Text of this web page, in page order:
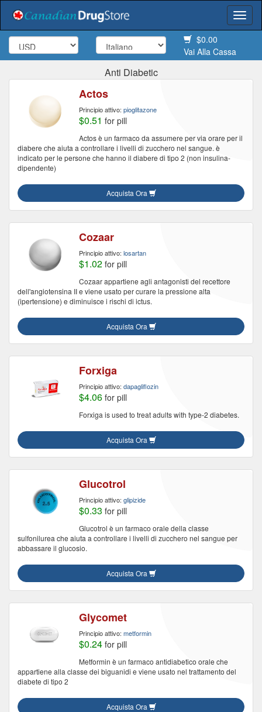
$0.00
Vai Alla Cassa
Anti Diabetic
Actos
Principio attivo: pioglitazone
$0.51 for pill
Actos è un farmaco da assumere per via orare per il
diabere che aiuta a controllare i livelli di zucchero nel sangue. è
indicato per le persone che hanno il diabere di tipo 2 (non insulina-
dipendente)
Acquista Ora
Cozaar
Principio attivo: losartan
$1.02 for pill
Cozaar appartiene agli antagonisti del recettore
dell'angiotensina II e viene usato per curare la pressione alta
(ipertensione) e diminuisce i rischi di ictus.
Acquista Ora
Forxiga
Principio attivo: dapagliflozin
$4.06 for pill
Forxiga is used to treat adults with type-2 diabetes.
Acquista Ora
Glucotrol
Principio attivo: glipizide
$0.33 for pill
Glucotrol è un farmaco orale della classe
sulfonilurea che aiuta a controllare i livelli di zucchero nel sangue per
abbassare il glucosio.
Acquista Ora
Glycomet
Principio attivo: metformin
$0.24 for pill
Metformin è un farmaco antidiabetico orale che
appartiene alla classe dei biguanidi e viene usato nel trattamento del
diabete di tipo 2
Acquista Ora